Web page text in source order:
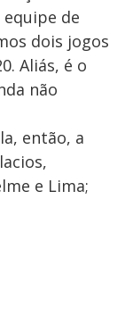
de
dois jogos
Aliás, é o
não
então, a
e Lima;